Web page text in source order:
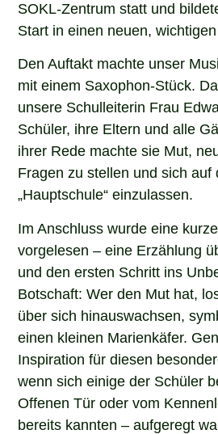
SOKL-Zentrum statt und
Start in einen neuen,
Den Auftakt machte unser
mit einem Saxophon-Stück.
unsere Schulleiterin Frau
Schüler, ihre Eltern und alle
ihrer Rede machte sie Mut,
Fragen zu stellen und sich auf
„Hauptschule“ einzulassen.
Im Anschluss wurde eine
vorgelesen – eine Erzählung
und den ersten Schritt ins
Botschaft: Wer den Mut hat,
über sich hinauswachsen,
einen kleinen Marienkäfer.
Inspiration für diesen
wenn sich einige der Schüler
Offenen Tür oder vom
bereits kannten – aufgeregt